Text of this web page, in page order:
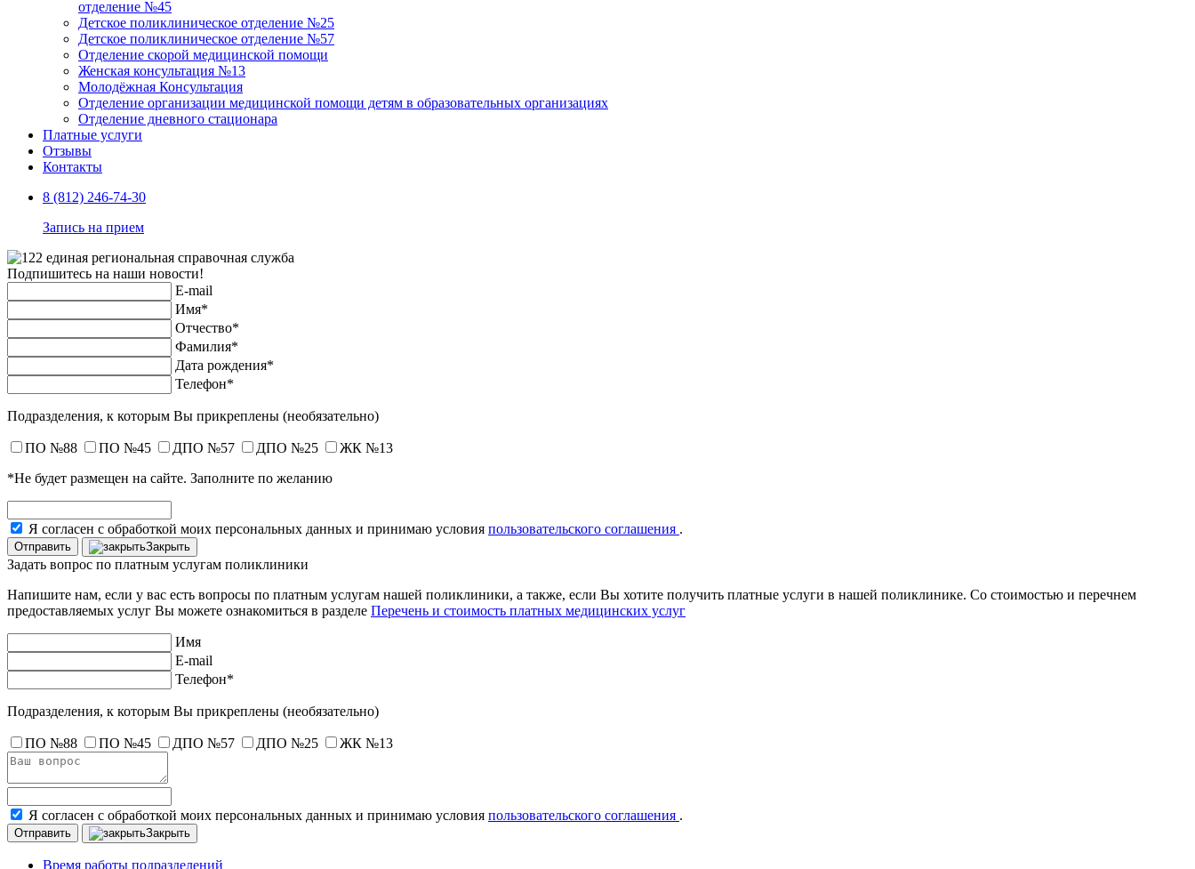
отделение №45
Детское поликлиническое отделение №25
Детское поликлиническое отделение №57
Отделение скорой медицинской помощи
Женская консультация №13
Молодёжная Консультация
Отделение организации медицинской помощи детям в образовательных организациях
Отделение дневного стационара
Платные услуги
Отзывы
Контакты
8 (812) 246-74-30
Запись на прием
Подпишитесь на наши новости!
E-mail
Имя*
Отчество*
Фамилия*
Дата рождения*
Телефон*
Подразделения, к которым Вы прикреплены (необязательно)
ПО №88 ПО №45 ДПО №57 ДПО №25
ЖК №13
*Не будет размещен на сайте. Заполните по желанию
Я согласен с обработкой моих персональных данных и принимаю условия пользовательского соглашения .
Закрыть
Задать вопрос по платным услугам поликлиники
Напишите нам, если у вас есть вопросы по платным услугам нашей поликлиники, а также, если Вы хотите получить платные услуги в нашей поликлинике. Со стоимостью и перечнем
предоставляемых услуг Вы можете ознакомиться в разделе Перечень и стоимость платных медицинских услуг
Имя
E-mail
Телефон*
Подразделения, к которым Вы прикреплены (необязательно)
ПО №88 ПО №45 ДПО №57 ДПО №25 ЖК №13
Я согласен с обработкой моих персональных данных и принимаю условия пользовательского соглашения .
Закрыть
Время работы подразделений